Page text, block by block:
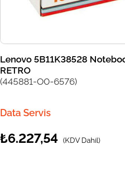
Lenovo 5B11K38528
RETRO
(445881-O0-6576)
Data Servis
₺6.227,54 (KDV Dahil)